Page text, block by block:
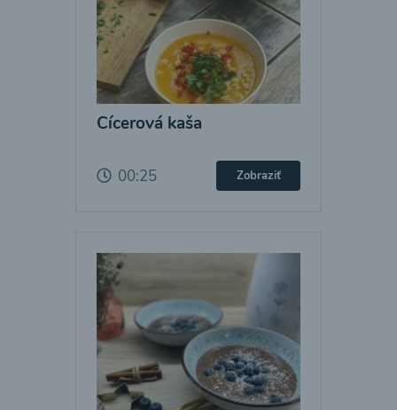
Cícerová kaša
00:25 Zobraziť